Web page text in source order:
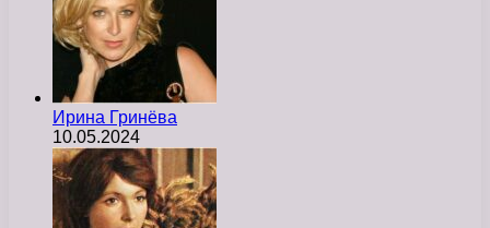
Ирина Гринёва
10.05.2024